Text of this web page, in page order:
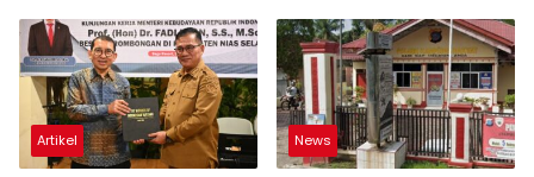
Artikel News